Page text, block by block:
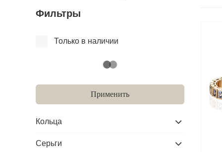
Фильтры
Только в наличии
Применить
Кольца
Серьги